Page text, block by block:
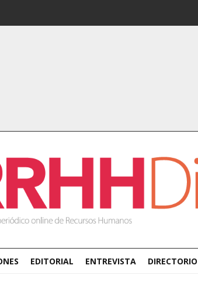
EDITORIAL ENTREVISTA DIRECTORIO